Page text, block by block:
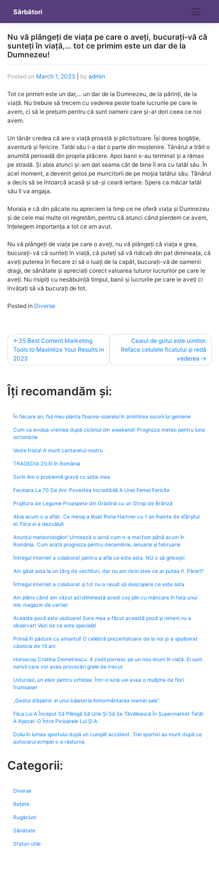
content
Sărbători
Nu vă plângeți de viața pe care o aveți, bucurați-vă că
sunteți în viață,… tot ce primim este un dar de la
Dumnezeu!
Posted on March 1, 2023 by admin
Tot ce primim este un dar,… un dar de la Dumnezeu, de la părinți, de la
viață. Nu trebuie să trecem cu vederea peste toate lucrurile pe care le
avem, ci să le prețuim pentru că sunt oameni care și-ar dori ceea ce noi
avem.
Un tânăr credea că are o viață proastă și plictisitoare. Își dorea bogăție,
aventură și fericire. Tatăl său i-a dat o parte din moștenire. Tânărul a trăit o
anumită perioadă din propria plăcere. Apoi banii s-au terminat și a rămas
pe stradă. Și abia atunci și-am dat seama cât de bine îi era cu tatăl său. În
acel moment, a devenit gelos pe muncitorii de pe moșia tatălui său. Tânărul
a decis să se întoarcă acasă și să-și ceară iertare. Spera ca măcar tatăl
său îl va angaja.
Morala e că din păcate nu apreciem la timp ce ne oferă viața și Dumnezeu
și de cele mai multe ori regretăm, pentru că atunci când pierdem ce avem,
înțelegem importanța a tot ce am avut.
Nu vă plângeți de viața pe care o aveți, nu vă plângeți că viața e grea,
bucurați-vă că sunteți în viață, că puteți să vă ridicați din pat dimineața, că
aveți puterea în fiecare zi să o luați de la capăt, bucurați-vă de oamenii
dragi, de sănătate și apreciați corect valoarea tuturor lucrurilor pe care le
aveți. Nu risipiți cu nesăbuință timpul, banii și lucrurile pe care le aveți ci
învățați să vă bucurați de tot.
Posted in Diverse
Post
navigation
35 Best Content Marketing
Tools to Maximize Your Results in
2023
Ceaiul de gutui este uimitor.
Reface celulele ficatului și redă
vederea
Îți recomandăm și:
În fiecare an, fiul meu planta floarea-soarelui în amintirea surorii lui gemene
Cum va evolua vremea după ciclonul din weekend! Prognoza meteo pentru luna
octombrie
Veste trista! A murit cantaretul nostru
TRAGEDIA ZILEI în România
Sorin Am o problemă gravă cu soția mea
Fecioara La 70 De Ani: Povestea Incredibilă A Unei Femei Fericite
Prajitura de Legume Proaspete din Grădină cu un Strop de Brânză
Abia acum s-a aflat. Ce mesaj a lăsat Rona Hartner cu 1 an înainte de sfârșitul
ei. Fiica ei a dezvăluit
Anunțul meteorologilor! Urmează o iarnă cum n-a mai fost până acum în
România. Cum arată prognoza pentru decembrie, ianuarie și februarie
Întregul internet a colaborat pentru a afla ce este asta. NU o să ghicești
Am găsit asta la un târg de vechituri, dar nu am nicio idee ce ar putea fi. Păreri?
Întregul internet a colaborat și tot nu a reușit să descopere ce este asta
Am plâns când am văzut azi dimineață acest coș plin cu mâncare în fața unui
mic magazin de cartier
Aceasta poză este uluitoare! Sora mea a făcut această poză și nimeni nu a
observat! Vezi de ce este specială!
Prinsă în pădure cu amantul! O celebră prezentatoare de la noi și-a spulberat
căsnicia de 15 ani
Horoscop Cristina Demetrescu: 4 zodii pornesc pe un nou drum în viață. Ei sunt
nativii care vor avea provocări grele de trecut
Usturoiul, un elixir pentru orhidee. Într-o lună vei avea o mulţime de flori
frumoase!
„Gestul sfâșietor al unui băiețel la înmormântarea mamei sale”
Fiica Lui A Început Să Plângă Să Urle Și Să Se Tăvălească În Supermarket Tatăl
A Așezat-O Între Picioarele Lui Și A
Doliu în lumea sportului după un cumplit accident. Trei sportivi au murit după ce
autocarul echipei s-a răsturna
Categorii:
Diverse
Rețete
Rugăciuni
Sănătate
Sfaturi utile